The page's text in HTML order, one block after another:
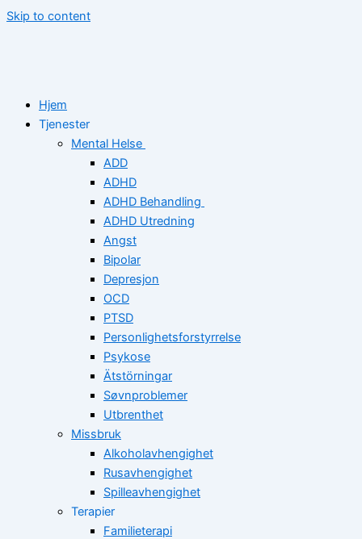
Skip to content
Hjem
Tjenester
Mental Helse
ADD
ADHD
ADHD Behandling
ADHD Utredning
Angst
Bipolar
Depresjon
OCD
PTSD
Personlighetsforstyrrelse
Psykose
Ätstörningar
Søvnproblemer
Utbrenthet
Missbruk
Alkoholavhengighet
Rusavhengighet
Spilleavhengighet
Terapier
Familieterapi